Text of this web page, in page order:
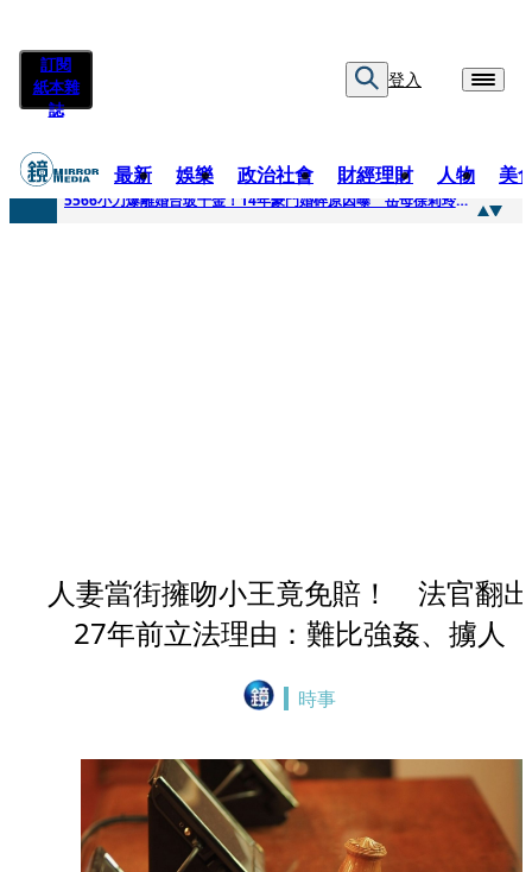
訂閱
紙本雜
誌
登入
最新 娛樂 政治社會 財經理財 人物 美
快訊
5566小刀爆離婚台玻千金！14年豪門婚碎原因曝 岳母徐莉玲風暴意外揭家族祕辛
人妻當街擁吻小王竟免賠！ 法官翻出
27年前立法理由：難比強姦、擄人
時事